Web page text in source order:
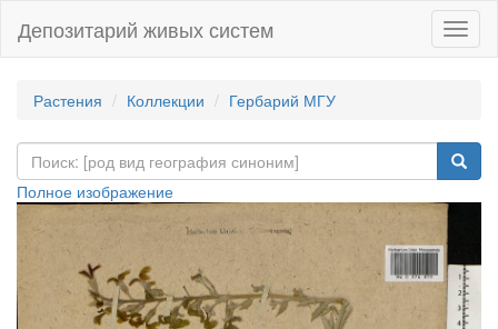
Депозитарий живых систем
Растения Коллекции Гербарий МГУ
Полное изображение